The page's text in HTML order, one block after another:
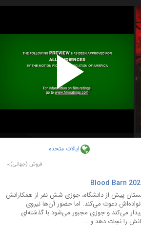
ایالات متحده
فروش (جهانی):-
پیش از دانشگاه، جوزی شش نفر از همکارانش
دعوت می‌کند. اما حضور آن‌ها نیروی
بیدار می‌کند و جوزی مجبور می‌شود با گذشته‌ای
را نجات دهد و ...